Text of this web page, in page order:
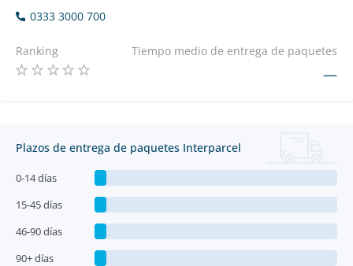
0333 3000 700
Ranking Tiempo medio de entrega de paquetes
—
Plazos de entrega de paquetes Interparcel
0-14 días
15-45 días
46-90 días
90+ días